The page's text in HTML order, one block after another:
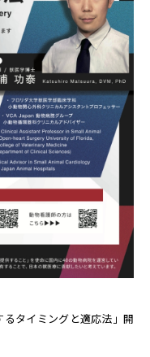
タイミングと適応法」開